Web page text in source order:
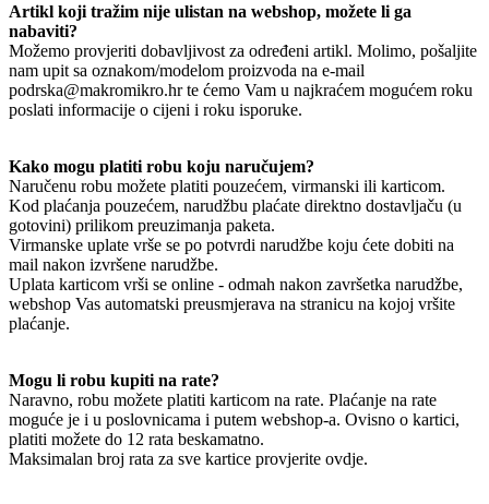
Artikl koji tražim nije ulistan na webshop, možete li ga
nabaviti?
Možemo provjeriti dobavljivost za određeni artikl. Molimo, pošaljite
nam upit sa oznakom/modelom proizvoda na e-mail
podrska@makromikro.hr te ćemo Vam u najkraćem mogućem roku
poslati informacije o cijeni i roku isporuke.
Kako mogu platiti robu koju naručujem?
Naručenu robu možete platiti pouzećem, virmanski ili karticom.
Kod plaćanja pouzećem, narudžbu plaćate direktno dostavljaču (u
gotovini) prilikom preuzimanja paketa.
Virmanske uplate vrše se po potvrdi narudžbe koju ćete dobiti na
mail nakon izvršene narudžbe.
Uplata karticom vrši se online - odmah nakon završetka narudžbe,
webshop Vas automatski preusmjerava na stranicu na kojoj vršite
plaćanje.
Mogu li robu kupiti na rate?
Naravno, robu možete platiti karticom na rate. Plaćanje na rate
moguće je i u poslovnicama i putem webshop-a. Ovisno o kartici,
platiti možete do 12 rata beskamatno.
Maksimalan broj rata za sve kartice provjerite ovdje.